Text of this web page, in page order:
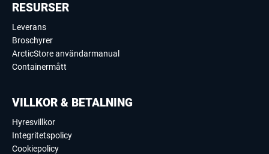
RESURSER
Leverans
Broschyrer
ArcticStore användarmanual
Containermått
VILLKOR & BETALNING
Hyresvillkor
Integritetspolicy
Cookiepolicy